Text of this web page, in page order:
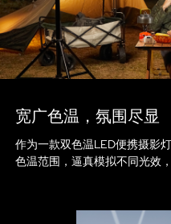
宽广色温，氛围尽显
作为一款双色温LED便携摄影
色温范围，逼真模拟不同光效